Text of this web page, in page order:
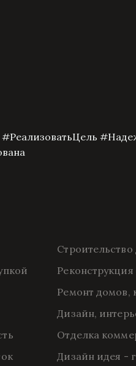
Ремонт домов,
Дизайн,
Отделка
Дизайн идея -